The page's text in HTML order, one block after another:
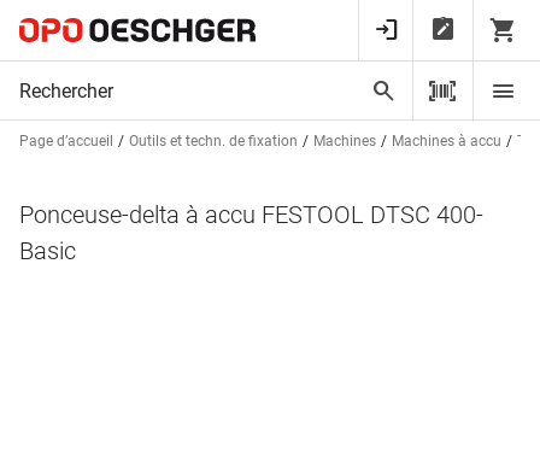
Page d’accueil Outils et techn. de fixation Machines Machines à accu
Ponceuse-delta à accu FESTOOL DTSC 400-
Basic